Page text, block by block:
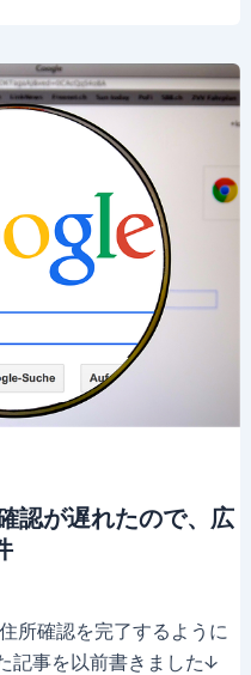
認が遅れたので、広
所確認を完了するように
記事を以前書きました↓